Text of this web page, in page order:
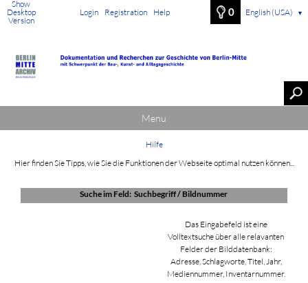
Show
Desktop
Version
Login Registration Help 0 English (USA) ▼
Menu
Hilfe
Hier finden Sie Tipps, wie Sie die Funktionen der Webseite optimal nutzen können...
Suche im Feld: Suchbegriff / Bildnummer
Das Eingabefeld ist eine
Volltextsuche über alle relavanten
Felder der Bilddatenbank:
Adresse, Schlagworte, Titel, Jahr,
Mediennummer, Inventarnummer.